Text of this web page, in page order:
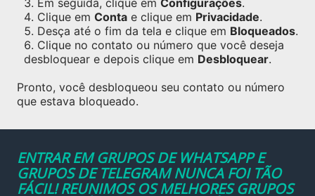
Em seguida, clique em Configurações.
Clique em Conta e clique em Privacidade.
Desça até o fim da tela e clique em Bloqueados.
Clique no contato ou número que você deseja
desbloquear e depois clique em Desbloquear.
Pronto, você desbloqueou seu contato ou número
que estava bloqueado.
ENTRAR EM GRUPOS DE WHATSAPP E
GRUPOS DE TELEGRAM NUNCA FOI TÃO
FÁCIL! REUNIMOS OS MELHORES GRUPOS